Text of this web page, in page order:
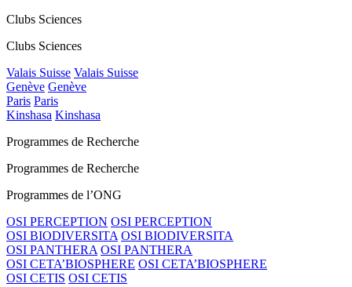
Clubs Sciences
Clubs Sciences
Valais Suisse Valais Suisse
Genève Genève
Paris Paris
Kinshasa Kinshasa
Programmes de Recherche
Programmes de Recherche
Programmes de l’ONG
OSI PERCEPTION OSI PERCEPTION
OSI BIODIVERSITA OSI BIODIVERSITA
OSI PANTHERA OSI PANTHERA
OSI CETA’BIOSPHERE OSI CETA’BIOSPHERE
OSI CETIS OSI CETIS